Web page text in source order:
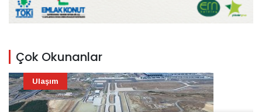
Çok Okunanlar
Ulaşım